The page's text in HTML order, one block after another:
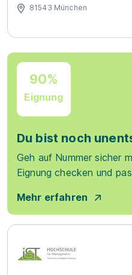
81543 München
90%
Eignung
Du bist noch
Geh auf Nummer sicher
Eignung checken und
Mehr erfahren